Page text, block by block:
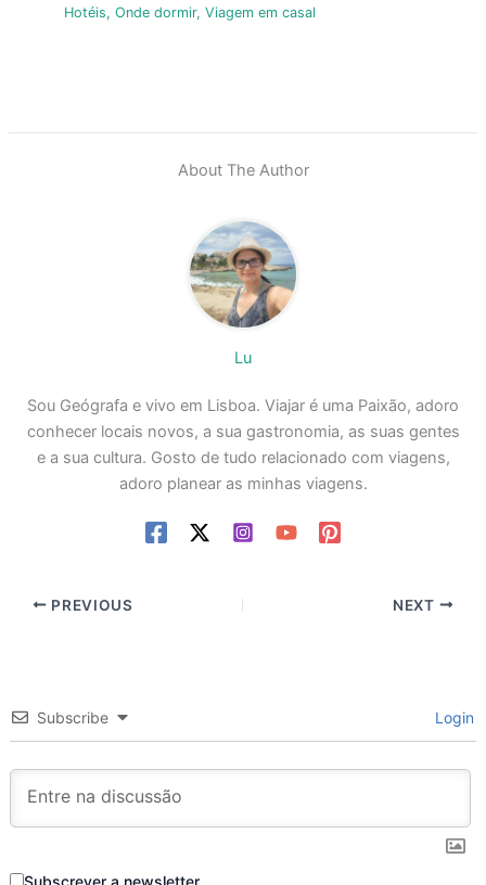
Hotéis, Onde dormir, Viagem em casal
About The Author
Lu
Sou Geógrafa e vivo em Lisboa. Viajar é uma Paixão, adoro
conhecer locais novos, a sua gastronomia, as suas gentes
e a sua cultura. Gosto de tudo relacionado com viagens,
adoro planear as minhas viagens.
PREVIOUS NEXT
Subscribe Login
Subscrever a newsletter.